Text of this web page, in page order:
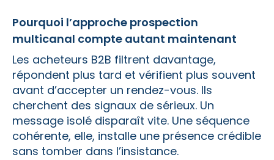
Pourquoi l’approche prospection
multicanal compte autant maintenant
Les acheteurs B2B filtrent davantage,
répondent plus tard et vérifient plus souvent
avant d’accepter un rendez-vous. Ils
cherchent des signaux de sérieux. Un
message isolé disparaît vite. Une séquence
cohérente, elle, installe une présence crédible
sans tomber dans l’insistance.